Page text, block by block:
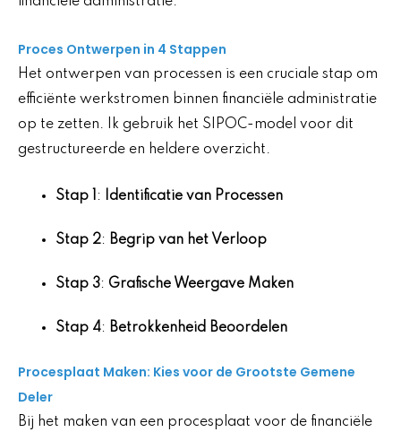
Proces Ontwerpen in 4 Stappen
Het ontwerpen van processen is een cruciale stap om
efficiënte werkstromen binnen financiële administratie
op te zetten. Ik gebruik het SIPOC-model voor dit
gestructureerde en heldere overzicht.
Stap 1 : Identificatie van Processen
Stap 2: Begrip van het Verloop
Stap 3: Grafische Weergave Maken
Stap 4: Betrokkenheid Beoordelen
Procesplaat Maken: Kies voor de Grootste Gemene
Deler
Bij het maken van een procesplaat voor de financiële